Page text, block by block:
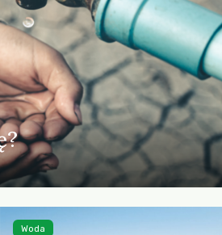
Woda